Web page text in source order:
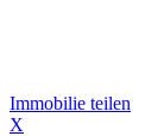
Immobilie teilen
X